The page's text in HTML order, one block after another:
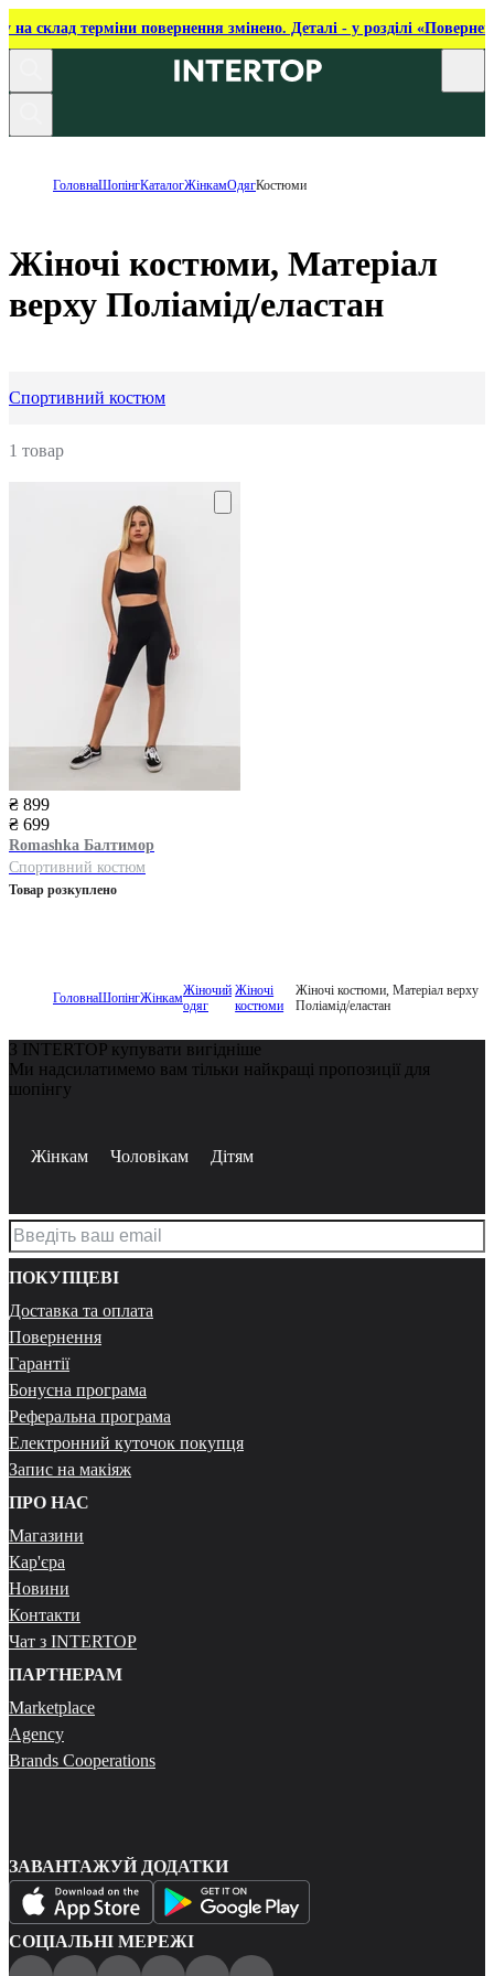
на склад терміни повернення змінено. Деталі - у розділі
ГоловнаШопінгКаталогЖінкамОдягКостюми
Жіночі костюми, Матеріал
верху Поліамід/еластан
Спортивний костюм
1 товар
₴ 899
₴ 699
Romashka Балтимор
Спортивний костюм
Товар розкуплено
ГоловнаШопінгЖінкамЖіночий
одяг
Жіночі
костюми
Жіночі костюми, Матеріал верху
Поліамід/еластан
З INTERTOP купувати вигідніше
Ми надсилатимемо вам тільки найкращі пропозиції для
шопінгу
Жінкам Чоловікам Дітям
ПОКУПЦЕВІ
Доставка та оплата
Повернення
Гарантії
Бонусна програма
Реферальна програма
Електронний куточок покупця
Запис на макіяж
ПРО НАС
Магазини
Кар'єра
Новини
Контакти
Чат з INTERTOP
ПАРТНЕРАМ
Marketplace
Agency
Brands Cooperations
ЗАВАНТАЖУЙ ДОДАТКИ
СОЦІАЛЬНІ МЕРЕЖІ